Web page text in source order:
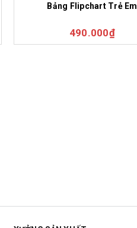
Bảng Flipchart Trẻ Em
490.000₫